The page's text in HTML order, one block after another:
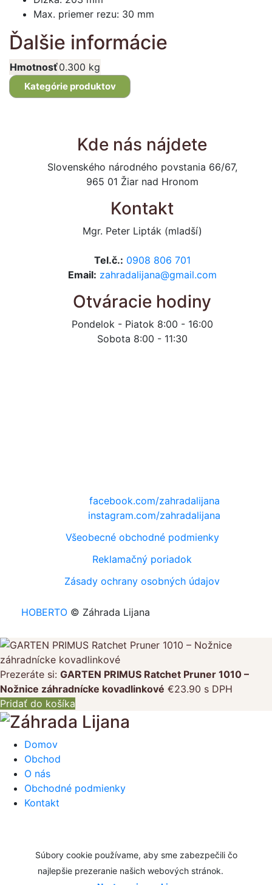
Max. priemer rezu: 30 mm
Ďalšie informácie
Hmotnosť0.300 kg
Kategórie produktov
Kde nás nájdete
Slovenského národného povstania 66/67,
965 01 Žiar nad Hronom
Kontakt
Mgr. Peter Lipták (mladší)
Tel.č.: 0908 806 701
Email: zahradalijana@gmail.com
Otváracie hodiny
Pondelok - Piatok 8:00 - 16:00
Sobota 8:00 - 11:30
facebook.com/zahradalijana
instagram.com/zahradalijana
Všeobecné obchodné podmienky
Reklamačný poriadok
Zásady ochrany osobných údajov
HOBERTO © Záhrada Lijana
Prezeráte si: GARTEN PRIMUS Ratchet Pruner 1010 –
Nožnice záhradnícke kovadlinkové €23.90 s DPH
Pridať do košíka
Domov
Obchod
O nás
Obchodné podmienky
Kontakt
Súbory cookie používame, aby sme zabezpečili čo
najlepšie prezeranie našich webových stránok.